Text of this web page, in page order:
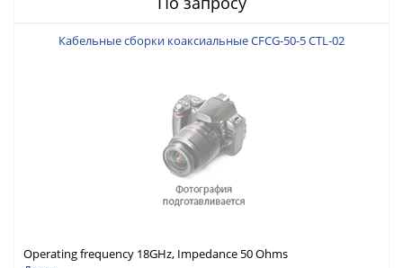
Кабельные сборки коаксиальные CFCG-50-5 CTL-02
Operating frequency 18GHz, Impedance 50 Ohms